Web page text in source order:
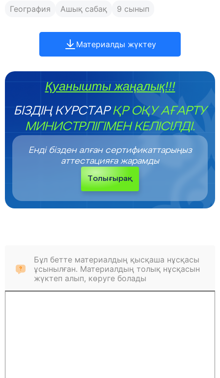
География Ашық сабақ 9 сынып
Материалды жүктеу
Қуанышты жаңалық!!!
БІЗДІҢ КУРСТАРҚР ОҚУ АҒАРТУ
МИНИСТРЛІГІМЕН КЕЛІСІЛДІ.
Енді бізден алған сертификаттарыңыз
аттестацияға жарамды
Толығырақ
Бұл бетте материалдың қысқаша нұсқасы
ұсынылған. Материалдың толық нұсқасын
жүктеп алып, көруге болады